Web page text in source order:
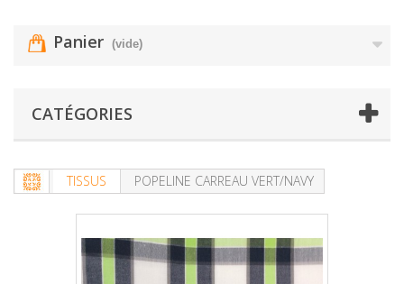
Panier (vide)
CATÉGORIES
TISSUS POPELINE CARREAU VERT/NAVY